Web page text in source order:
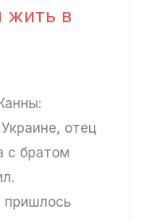
жить в
отец
с братом